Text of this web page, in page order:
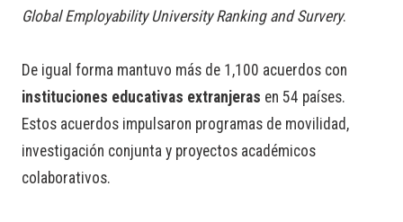
Global Employability University Ranking and Survery.
De igual forma mantuvo más de 1,100 acuerdos con
instituciones educativas extranjeras en 54 países.
Estos acuerdos impulsaron programas de movilidad,
investigación conjunta y proyectos académicos
colaborativos.